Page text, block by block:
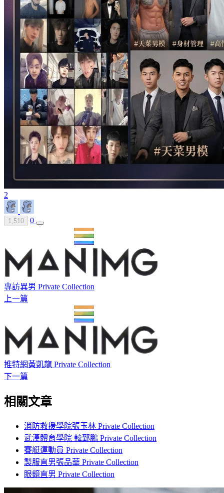
2
1,510 0
專訪異男 Private Collection
上一篇
推特網黃凱龍 Private Collection
下一篇
相關文章
消防救援學院張玉林 Private Collection
武漢體育學院 韓郅鵬 Private Collection
賽艇運動員 Private Collection
製服直男張品華 Private Collection
眼鏡直男 Private Collection